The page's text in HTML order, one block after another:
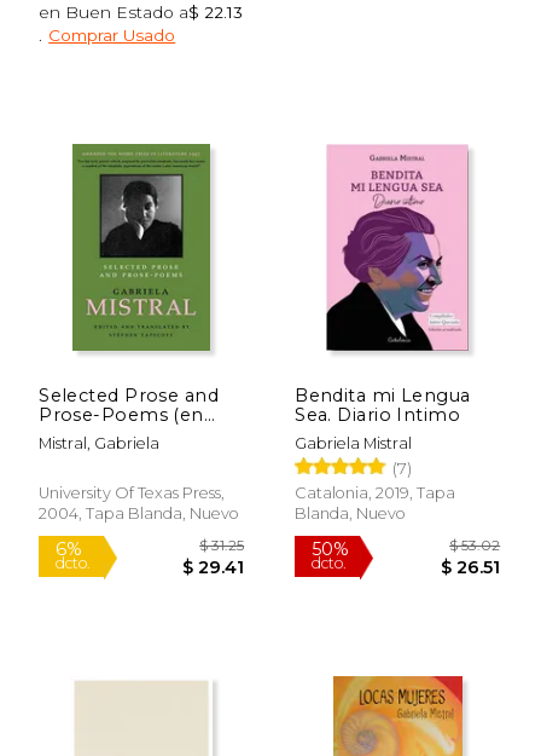
40% 50%
dcto.
en Buen Estado a$ 22.13
Comprar Usado
Selected Prose and
Prose-Poems (en
Inglés)
Mistral, Gabriela
University Of Texas Press,
2004, Tapa Blanda, Nuevo
Bendita mi Lengua
Sea. Diario Intimo
Gabriela Mistral
(7)
Catalonia, 2019, Tapa
Blanda, Nuevo